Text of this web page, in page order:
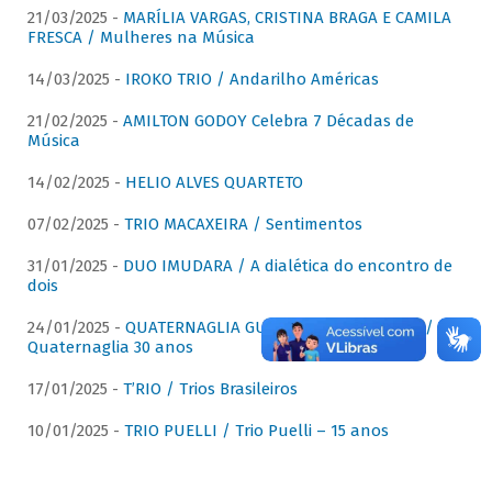
21/03/2025 - MARÍLIA VARGAS, CRISTINA BRAGA E CAMILA
FRESCA / Mulheres na Música
14/03/2025 - IROKO TRIO / Andarilho Américas
21/02/2025 - AMILTON GODOY Celebra 7 Décadas de
Música
14/02/2025 - HELIO ALVES QUARTETO
07/02/2025 - TRIO MACAXEIRA / Sentimentos
31/01/2025 - DUO IMUDARA / A dialética do encontro de
dois
24/01/2025 - QUATERNAGLIA GUITAR QUARTET (QGQ) /
Quaternaglia 30 anos
17/01/2025 - T’RIO / Trios Brasileiros
10/01/2025 - TRIO PUELLI / Trio Puelli – 15 anos